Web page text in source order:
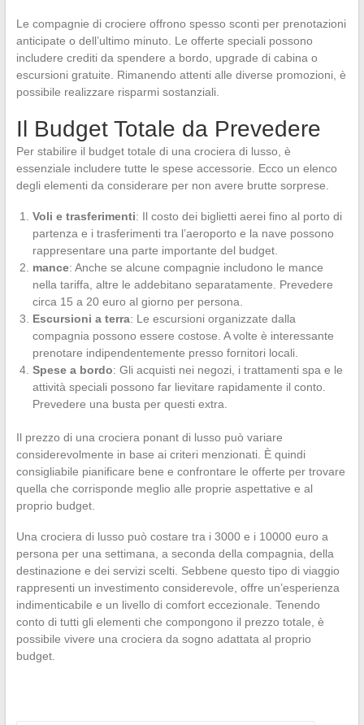
Le compagnie di crociere offrono spesso sconti per prenotazioni
anticipate o dell’ultimo minuto. Le offerte speciali possono
includere crediti da spendere a bordo, upgrade di cabina o
escursioni gratuite. Rimanendo attenti alle diverse promozioni, è
possibile realizzare risparmi sostanziali.
Il Budget Totale da Prevedere
Per stabilire il budget totale di una crociera di lusso, è
essenziale includere tutte le spese accessorie. Ecco un elenco
degli elementi da considerare per non avere brutte sorprese.
Voli e trasferimenti: Il costo dei biglietti aerei fino al porto di
partenza e i trasferimenti tra l’aeroporto e la nave possono
rappresentare una parte importante del budget.
mance: Anche se alcune compagnie includono le mance
nella tariffa, altre le addebitano separatamente. Prevedere
circa 15 a 20 euro al giorno per persona.
Escursioni a terra: Le escursioni organizzate dalla
compagnia possono essere costose. A volte è interessante
prenotare indipendentemente presso fornitori locali.
Spese a bordo: Gli acquisti nei negozi, i trattamenti spa e le
attività speciali possono far lievitare rapidamente il conto.
Prevedere una busta per questi extra.
Il prezzo di una crociera ponant di lusso può variare
considerevolmente in base ai criteri menzionati. È quindi
consigliabile pianificare bene e confrontare le offerte per trovare
quella che corrisponde meglio alle proprie aspettative e al
proprio budget.
Una crociera di lusso può costare tra i 3000 e i 10000 euro a
persona per una settimana, a seconda della compagnia, della
destinazione e dei servizi scelti. Sebbene questo tipo di viaggio
rappresenti un investimento considerevole, offre un’esperienza
indimenticabile e un livello di comfort eccezionale. Tenendo
conto di tutti gli elementi che compongono il prezzo totale, è
possibile vivere una crociera da sogno adattata al proprio
budget.